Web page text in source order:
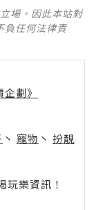
場。因此本站對
負任何法律責
劃》
丶 寵物 丶 扮靚
樂資訊！